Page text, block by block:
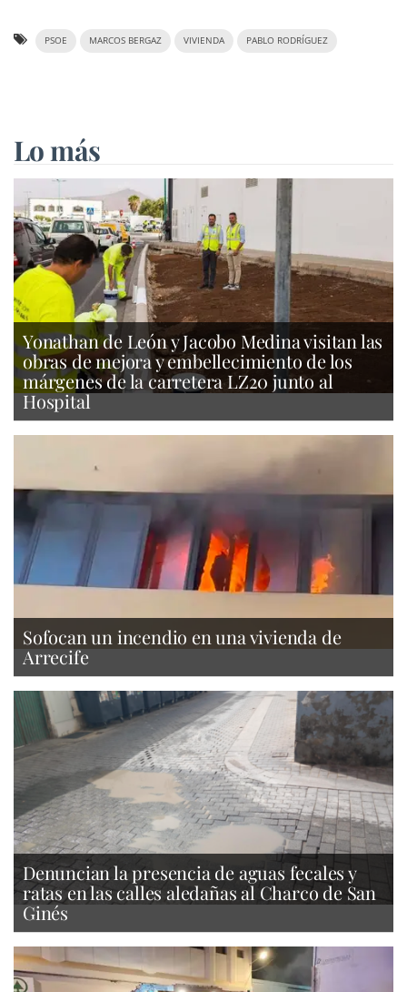
PSOE MARCOS BERGAZ VIVIENDA PABLO RODRÍGUEZ
Lo más
Yonathan de León y Jacobo Medina visitan las
obras de mejora y embellecimiento de los
márgenes de la carretera LZ20 junto al
Hospital
Sofocan un incendio en una vivienda de
Arrecife
Denuncian la presencia de aguas fecales y
ratas en las calles aledañas al Charco de San
Ginés